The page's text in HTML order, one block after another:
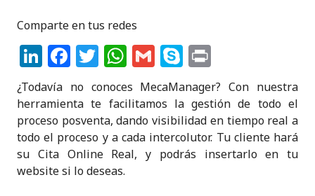
k
Comparte en tus redes
Li
n
k
e
dI
n
F
a
c
e
b
o
T
w
it
te
r
W
h
a
ts
A
p
G
m
ai
l
S
k
y
p
e
ri
n
t
¿Todavía no conoces MecaManager? Con nuestra
herramienta te facilitamos la gestión de todo el
proceso posventa, dando visibilidad en tiempo real a
todo el proceso y a cada intercolutor. Tu cliente hará
su Cita Online Real, y podrás insertarlo en tu
website si lo deseas.